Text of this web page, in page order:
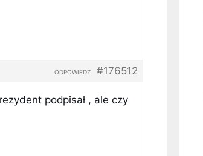
#176512
ODPOWIEDZ
podpisał , ale czy